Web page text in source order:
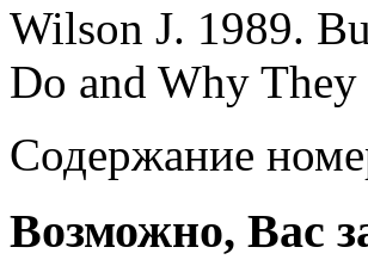
Wilson J. 1989.
Do and Why
Содержание
Возможно, Вас